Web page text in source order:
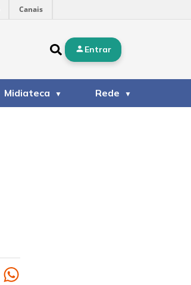
Canais
Entrar
Midiateca Rede